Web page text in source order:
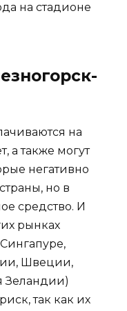
на стадионе
на
а также могут
негативно
но в
средство. И
рынках
Швеции,
Зеландии)
так как их